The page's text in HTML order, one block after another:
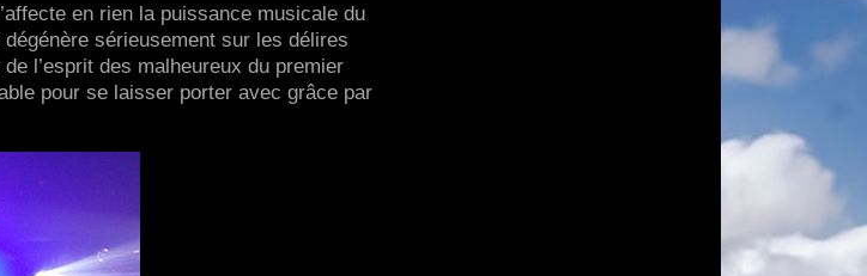
en rien la puissance musicale du
sérieusement sur les délires
l’esprit des malheureux du premier
pour se laisser porter avec grâce par